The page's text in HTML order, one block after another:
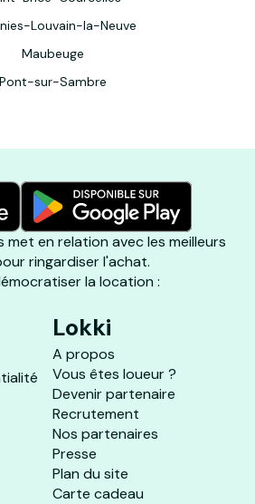
Louvain-la-Neuve
Maubeuge
Pont-sur-Sambre
met en relation avec les meilleurs
ringardiser l'achat.
la location :
Lokki
A propos
Vous êtes loueur ?
Devenir partenaire
Recrutement
Nos partenaires
Presse
Plan du site
Carte cadeau